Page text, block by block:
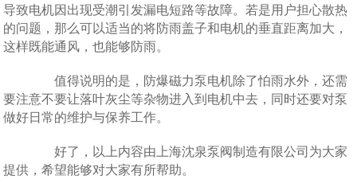
导致电机因出现受潮引发漏电短路等故障。若是用户担心散热
的问题，那么可以适当的将防雨盖子和电机的垂直距离加大，
这样既能通风，也能够防雨。
值得说明的是，防爆磁力泵电机除了怕雨水外，还需
要注意不要让落叶灰尘等杂物进入到电机中去，同时还要对泵
做好日常的维护与保养工作。
好了，以上内容由上海沈泉泵阀制造有限公司为大家
提供，希望能够对大家有所帮助。